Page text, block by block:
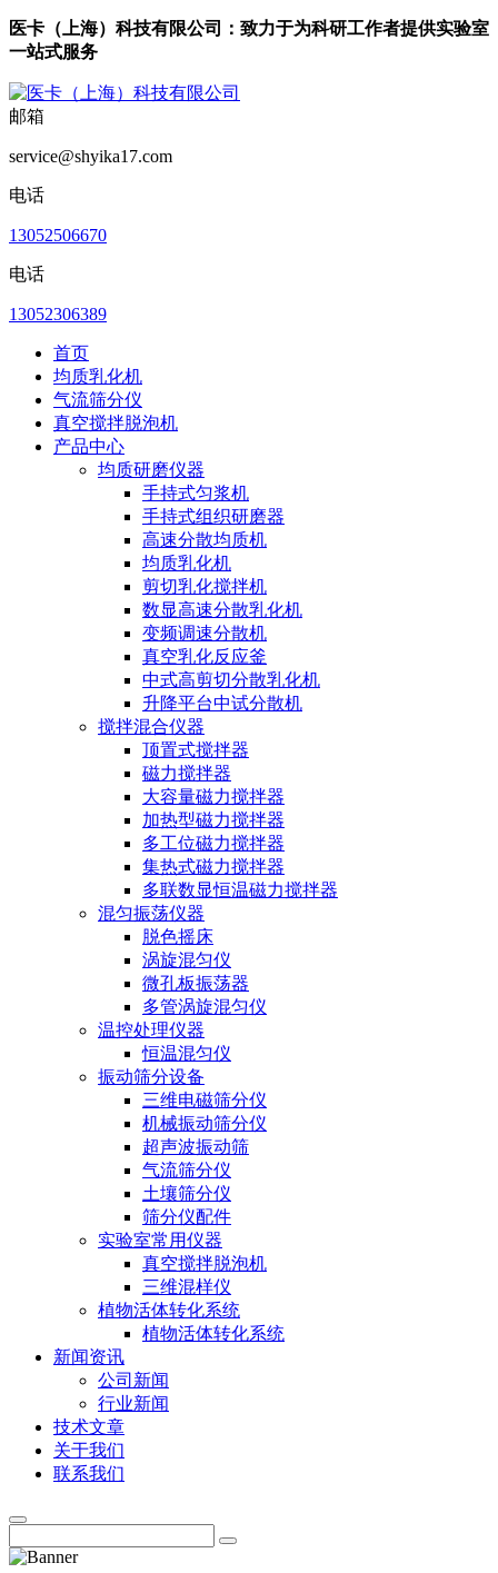
医卡（上海）科技有限公司：致力于为科研工作者提供实验室
一站式服务
邮箱
service@shyika17.com
电话
13052506670
电话
13052306389
首页
均质乳化机
气流筛分仪
真空搅拌脱泡机
产品中心
均质研磨仪器
手持式匀浆机
手持式组织研磨器
高速分散均质机
均质乳化机
剪切乳化搅拌机
数显高速分散乳化机
变频调速分散机
真空乳化反应釜
中式高剪切分散乳化机
升降平台中试分散机
搅拌混合仪器
顶置式搅拌器
磁力搅拌器
大容量磁力搅拌器
加热型磁力搅拌器
多工位磁力搅拌器
集热式磁力搅拌器
多联数显恒温磁力搅拌器
混匀振荡仪器
脱色摇床
涡旋混匀仪
微孔板振荡器
多管涡旋混匀仪
温控处理仪器
恒温混匀仪
振动筛分设备
三维电磁筛分仪
机械振动筛分仪
超声波振动筛
气流筛分仪
土壤筛分仪
筛分仪配件
实验室常用仪器
真空搅拌脱泡机
三维混样仪
植物活体转化系统
植物活体转化系统
新闻资讯
公司新闻
行业新闻
技术文章
关于我们
联系我们